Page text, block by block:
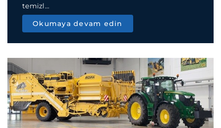
temizl...
Okumaya devam edin